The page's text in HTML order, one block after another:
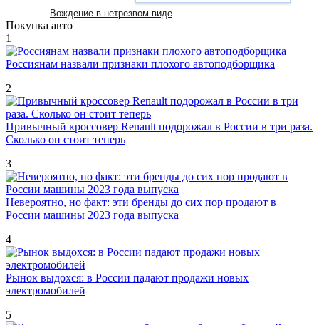
Вождение в нетрезвом виде
Покупка авто
1
Россиянам назвали признаки плохого автоподборщика
2
Привычный кроссовер Renault подорожал в России в три раза.
Сколько он стоит теперь
3
Невероятно, но факт: эти бренды до сих пор продают в
России машины 2023 года выпуска
4
Рынок выдохся: в России падают продажи новых
электромобилей
5